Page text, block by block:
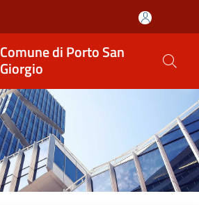
Comune di Porto San
Giorgio